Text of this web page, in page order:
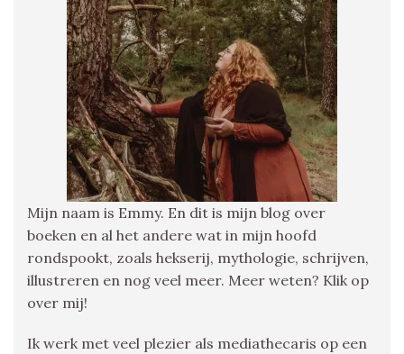
Mijn naam is Emmy. En dit is mijn blog over
boeken en al het andere wat in mijn hoofd
rondspookt, zoals hekserij, mythologie, schrijven,
illustreren en nog veel meer. Meer weten? Klik op
over mij!
Ik werk met veel plezier als mediathecaris op een